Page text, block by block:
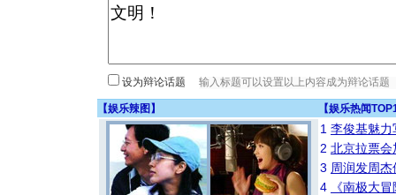
设为辩论话题
【娱乐辣图 】 【娱乐热闻
1 李俊基魅力
2 北京拉票
3 周润发周
4
《南极大